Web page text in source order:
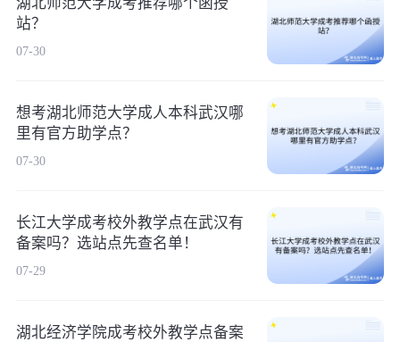
站？
07-30
想考湖北师范大学成人本科武汉哪
里有官方助学点？
07-30
长江大学成考校外教学点在武汉有
备案吗？选站点先查名单！
07-29
湖北经济学院成考校外教学点备案